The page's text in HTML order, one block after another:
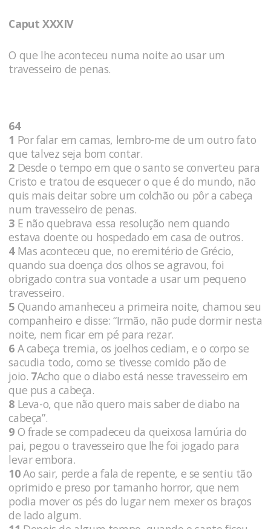
Caput XXXIV
O que lhe aconteceu numa noite ao usar um
travesseiro de penas.
64
1 Por falar em camas, lembro-me de um outro fato
que talvez seja bom contar.
2 Desde o tempo em que o santo se converteu para
Cristo e tratou de esquecer o que é do mundo, não
quis mais deitar sobre um colchão ou pôr a cabeça
num travesseiro de penas.
3 E não quebrava essa resolução nem quando
estava doente ou hospedado em casa de outros.
4Mas aconteceu que, no eremitério de Grécio,
quando sua doença dos olhos se agravou, foi
obrigado contra sua vontade a usar um pequeno
travesseiro.
5 Quando amanheceu a primeira noite, chamou seu
companheiro e disse: “Irmão, não pude dormir nesta
noite, nem ficar em pé para rezar.
6 A cabeça tremia, os joelhos cediam, e o corpo se
sacudia todo, como se tivesse comido pão de
joio. 7Acho que o diabo está nesse travesseiro em
que pus a cabeça.
8 Leva-o, que não quero mais saber de diabo na
cabeça”.
9 O frade se compadeceu da queixosa lamúria do
pai, pegou o travesseiro que lhe foi jogado para
levar embora.
10Ao sair, perde a fala de repente, e se sentiu tão
oprimido e preso por tamanho horror, que nem
podia mover os pés do lugar nem mexer os braços
de lado algum.